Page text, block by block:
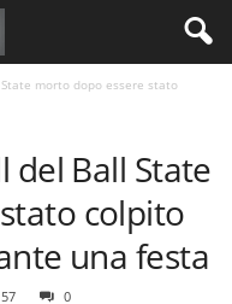
morto dopo essere stato
del Ball State
colpito
una festa
57 0